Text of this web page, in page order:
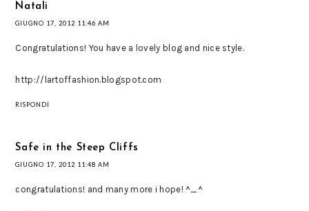
Natali
GIUGNO 17, 2012 11:46 AM
Congratulations! You have a lovely blog and nice style.
http://lartoffashion.blogspot.com
RISPONDI
Safe in the Steep Cliffs
GIUGNO 17, 2012 11:48 AM
congratulations! and many more i hope! ^_^